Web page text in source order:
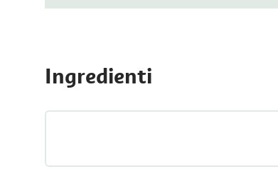
Ingredienti